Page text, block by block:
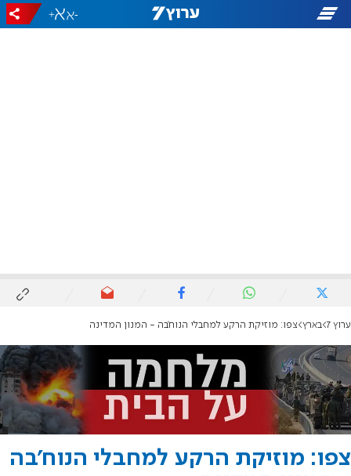
-
+
ערוץ 7 בארץ צפו: מוזיקת הרקע למחבלי הנוח'בה - המנון המדינה
צפו: מוזיקת הרקע למחבלי הנוח'בה